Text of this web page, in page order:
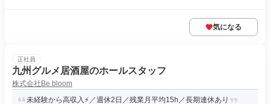
気になる
正社員
九州グルメ居酒屋のホールスタッフ
株式会社Be bloom
未経験から高収入⚡／週休2日／残業月平均15h／長期連休あり